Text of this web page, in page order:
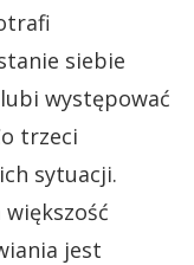
siebie
występować
trzeci
sytuacji.
jest